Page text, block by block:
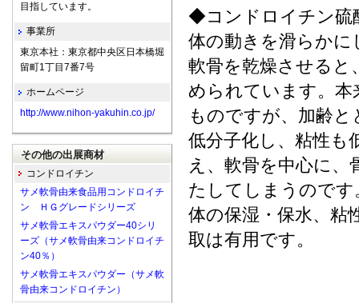
◆コンドロイチン硫
体の動きを滑らかに
軟骨を乾燥させると
められています。
ものですが、加齢
低分子化し、粘性も
え、軟骨を中心に、
たしてしまうのです
体の保湿・保水、粘
取は有用です。
目指しています。
事業所
東京本社：東京都中央区日本橋堀
留町1丁目7番7号
ホームページ
http://www.nihon-yakuhin.co.jp/
その他の出展商材
コンドロイチン
サメ軟骨由来食品用コンドロイチ
ン ＨＧグレードシリーズ
サメ軟骨エキスパウダー40シリ
ーズ（サメ軟骨由来コンドロイチ
ン40％）
サメ軟骨エキスパウダー（サメ軟
骨由来コンドロイチン）